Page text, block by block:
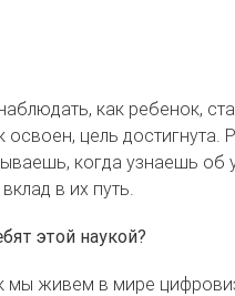
как ребенок,
цель достигнута.
когда узнаешь об
в их путь.
этой наукой?
мы живем в мире